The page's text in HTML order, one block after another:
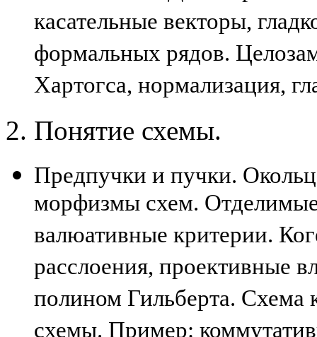
касательные векторы,
формальных рядов.
Хартогса, нормализация,
2. Понятие схемы.
Предпучки и пучки.
морфизмы схем.
валюативные критерии.
расслоения, проективные
полином Гильберта. Схема